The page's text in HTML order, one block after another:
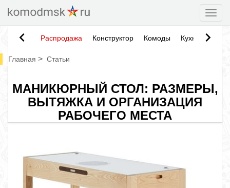
Распродажа Конструктор Комоды Кухни
Главная > Статьи
МАНИКЮРНЫЙ СТОЛ: РАЗМЕРЫ,
ВЫТЯЖКА И ОРГАНИЗАЦИЯ
РАБОЧЕГО МЕСТА